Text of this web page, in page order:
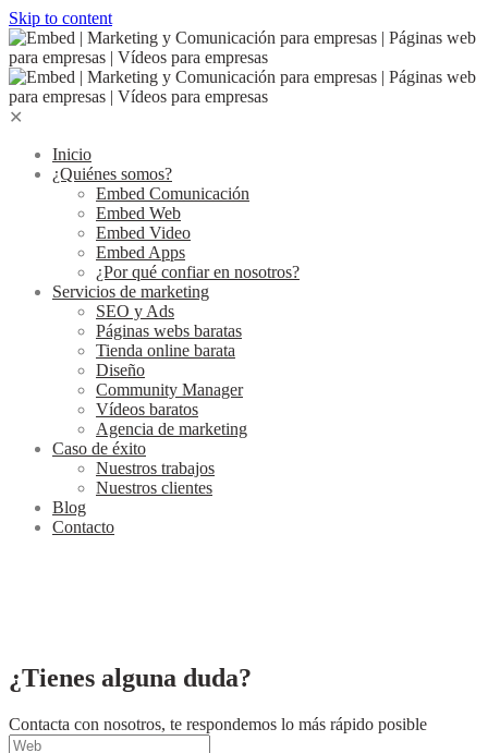
Skip to content
✕
Inicio
¿Quiénes somos?
Embed Comunicación
Embed Web
Embed Video
Embed Apps
¿Por qué confiar en nosotros?
Servicios de marketing
SEO y Ads
Páginas webs baratas
Tienda online barata
Diseño
Community Manager
Vídeos baratos
Agencia de marketing
Caso de éxito
Nuestros trabajos
Nuestros clientes
Blog
Contacto
¿Tienes alguna duda?
Contacta con nosotros, te respondemos lo más rápido posible